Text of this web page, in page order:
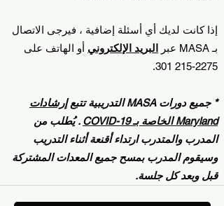
إذا كانت لديك أي أسئلة إضافية ، فيرجى الاتصال
بـ MASA عبر
البريد الإلكتروني أو الهاتف على
2275-215 301.
* جميع دورات MASA التدريبية تتبع
إرشادات
Maryland الخاصة بـ COVID-19
. يُطلب من
المدرب والمتدرب ارتداء أقنعة أثناء التدريب
وسيقوم المدرب بمسح جميع المعدات المشتركة
قبل وبعد كل جلسة.